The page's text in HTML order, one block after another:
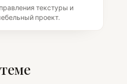
текстуры и
проект.